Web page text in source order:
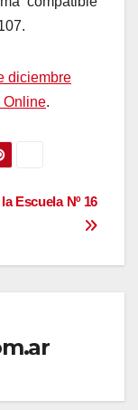
diciembre
Online.
Escuela Nº 16